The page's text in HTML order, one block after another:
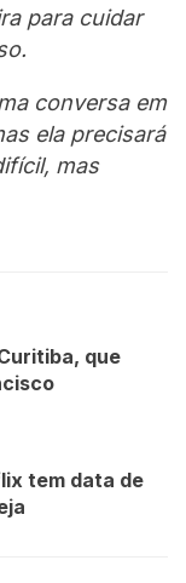
para cuidar
conversa em
ela precisará
mas
que
tem data de